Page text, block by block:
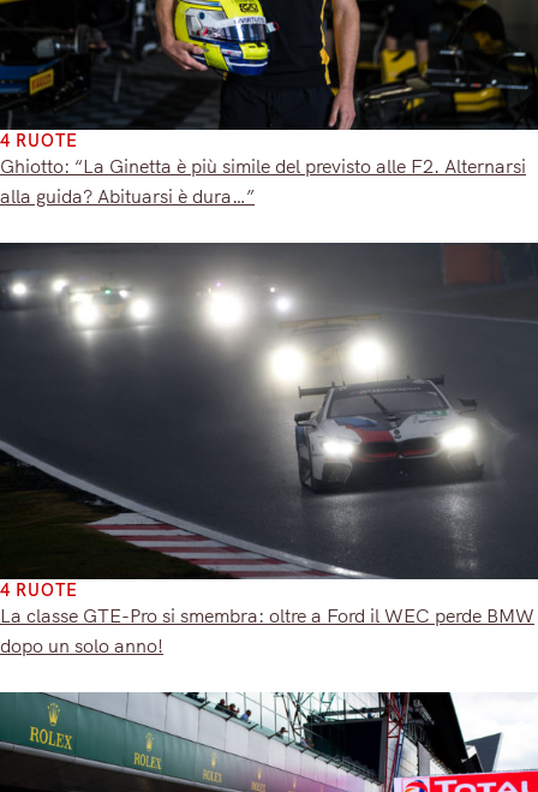
4 RUOTE
Ghiotto: “La Ginetta è più simile del previsto alle F2. Alternarsi
alla guida? Abituarsi è dura…”
4 RUOTE
La classe GTE-Pro si smembra: oltre a Ford il WEC perde BMW
dopo un solo anno!